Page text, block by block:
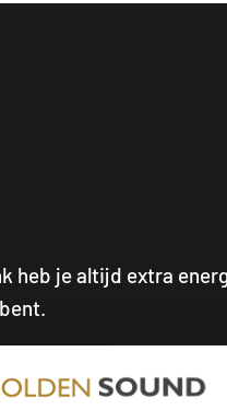
heb je altijd extra